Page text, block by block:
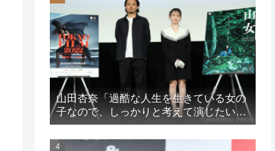
山田杏奈「過酷な人生を生きている女の
子なので、しっかりと考えて演じたいな
と」映画『山女』東京国際映画祭Q&A